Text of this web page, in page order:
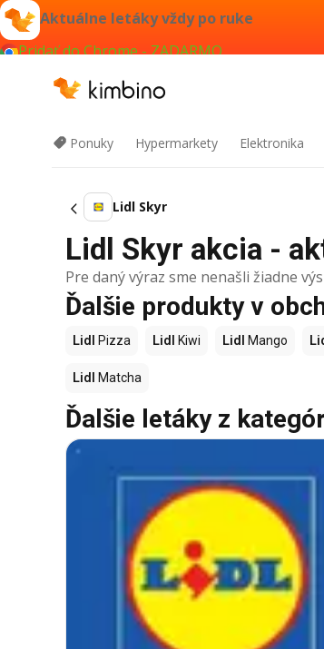
Aktuálne letáky vždy po ruke
Pridať do Chrome - ZADARMO
Ponuky Hypermarkety Elektronika
Lidl Skyr
Lidl Skyr akcia -
Pre daný výraz sme nenašli žiadne
Ďalšie produkty v
Lidl Pizza Lidl Kiwi Lidl Mango
Lidl Matcha
Ďalšie letáky z